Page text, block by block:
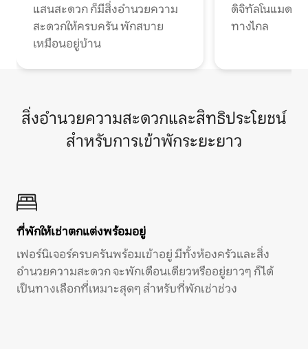
แสนสะดวก ก็มีสิ่งอำนวยความ
สะดวกให้ครบครัน พักสบาย
เหมือนอยู่บ้าน
ดิจิทัลโนแมดแ
ทางไกล
สิ่งอำนวยความสะดวกและสิทธิประโยชน์
สำหรับการเข้าพักระยะยาว
ที่พักให้เช่าตกแต่งพร้อมอยู่
เฟอร์นิเจอร์ครบครันพร้อมเข้าอยู่ มีทั้งห้องครัวและสิ่ง
อำนวยความสะดวก จะพักเดือนเดียวหรืออยู่ยาวๆ ก็ได้
เป็นทางเลือกที่เหมาะสุดๆ สำหรับที่พักเช่าช่วง